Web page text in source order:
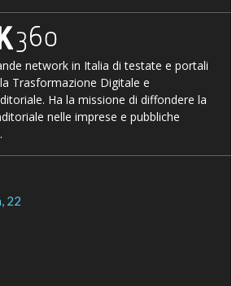
network in Italia di testate e portali
Trasformazione Digitale e
Ha la missione di diffondere la
nelle imprese e pubbliche
22